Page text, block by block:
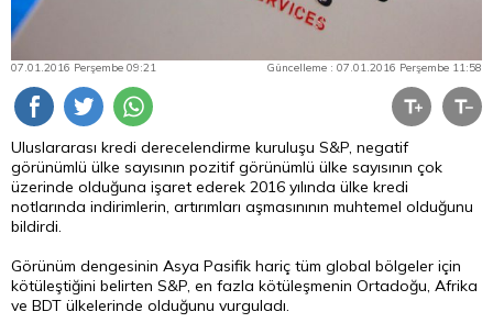
07.01.2016 Perşembe 09:21 Güncelleme : 07.01.2016 Perşembe 11:58
Uluslararası kredi derecelendirme kuruluşu S&P, negatif
görünümlü ülke sayısının pozitif görünümlü ülke sayısının çok
üzerinde olduğuna işaret ederek 2016 yılında ülke kredi
notlarında indirimlerin, artırımları aşmasınının muhtemel olduğunu
bildirdi.
Görünüm dengesinin Asya Pasifik hariç tüm global bölgeler için
kötüleştiğini belirten S&P, en fazla kötüleşmenin Ortadoğu, Afrika
ve BDT ülkelerinde olduğunu vurguladı.